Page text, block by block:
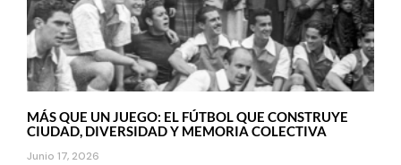
MÁS QUE UN JUEGO: EL FÚTBOL QUE CONSTRUYE
CIUDAD, DIVERSIDAD Y MEMORIA COLECTIVA
Junio 17, 2026